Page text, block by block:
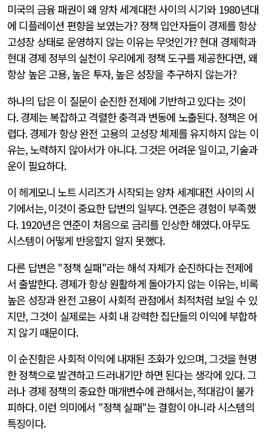
미국의 금융 패권이 왜 양차 세계대전 사이의 시기와 1980년대
에 디플레이션 편향을 보였는가? 정책 입안자들이 경제를 항상
고성장 상태로 운영하지 않는 이유는 무엇인가? 현대 경제학과
현대 경제 정부의 실천이 우리에게 정책 도구를 제공한다면, 왜
항상 높은 고용, 높은 투자, 높은 성장을 추구하지 않는가?
하나의 답은 이 질문이 순진한 전제에 기반하고 있다는 것이
다.경제는 복잡하고 격렬한 충격과 변동에 노출된다.정책은 어
렵다.경제가 항상 완전 고용의 고성장 체제를 유지하지 않는 이
유는, 노력하지 않아서가 아니다.그것은 어려운 일이고,기술과
운이 필요하다.
이 헤게모니 노트 시리즈가 시작되는 양차 세계대전 사이의 시
기에서는,이것이 중요한 답변의 일부다.연준은 경험이 부족했
다. 1920년은 연준이 처음으로 금리를 인상한 해였다.아무도
시스템이 어떻게 반응할지 알지 못했다.
다른 답변은 "정책 실패"라는 해석 자체가 순진하다는 전제에
서 출발한다.경제가 항상 원활하게 돌아가지 않는 이유는, 비록
높은 성장과 완전 고용이 사회적 관점에서 최적처럼 보일 수 있
지만,그것이 실제로는 사회 내 강력한 집단들의 이익에 부합하
지 않기 때문이다.
이 순진함은 사회적 이익에 내재된 조화가 있으며,그것을 현명
한 정책으로 발견하고 드러내기만 하면 된다는 생각에 있다.그
러나 경제 정책의 중요한 매개변수에 관해서는,적대감이 불가
피하다.이런 의미에서 "정책 실패"는 결함이 아니라 시스템의
특징이다.